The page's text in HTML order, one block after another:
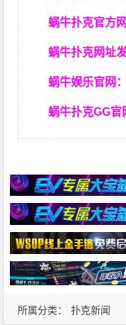
蜗牛扑克官方
蜗牛扑克网址
蜗牛娱乐官网
蜗牛扑克GG官
所属分类： 扑克新闻